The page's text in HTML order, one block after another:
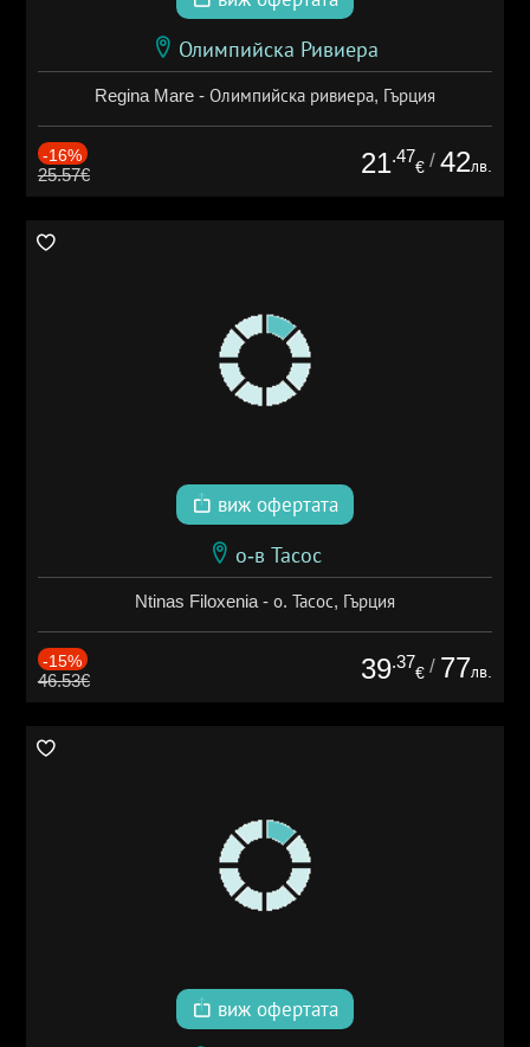
Олимпийска Ривиера
Regina Mare - Олимпийска ривиера, Гърция
-16%
25.57€ 21.47
€ / 42лв.
виж офертата
о-в Тасос
Ntinas Filoxenia - о. Тасос, Гърция
-15%
46.53€ 39.37
€ / 77лв.
виж офертата